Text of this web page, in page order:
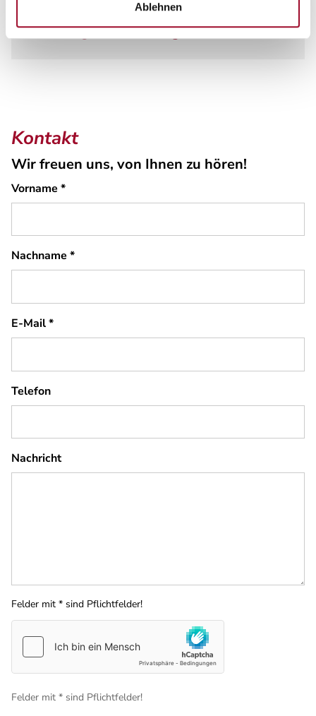
Ablehnen
+49 208 387 647-82
Kontakt
Wir freuen uns, von Ihnen zu hören!
Vorname *
Nachname *
E-Mail*
Telefon
Nachricht
Felder mit * sind Pflichtfelder!
Felder mit * sind Pflichtfelder!